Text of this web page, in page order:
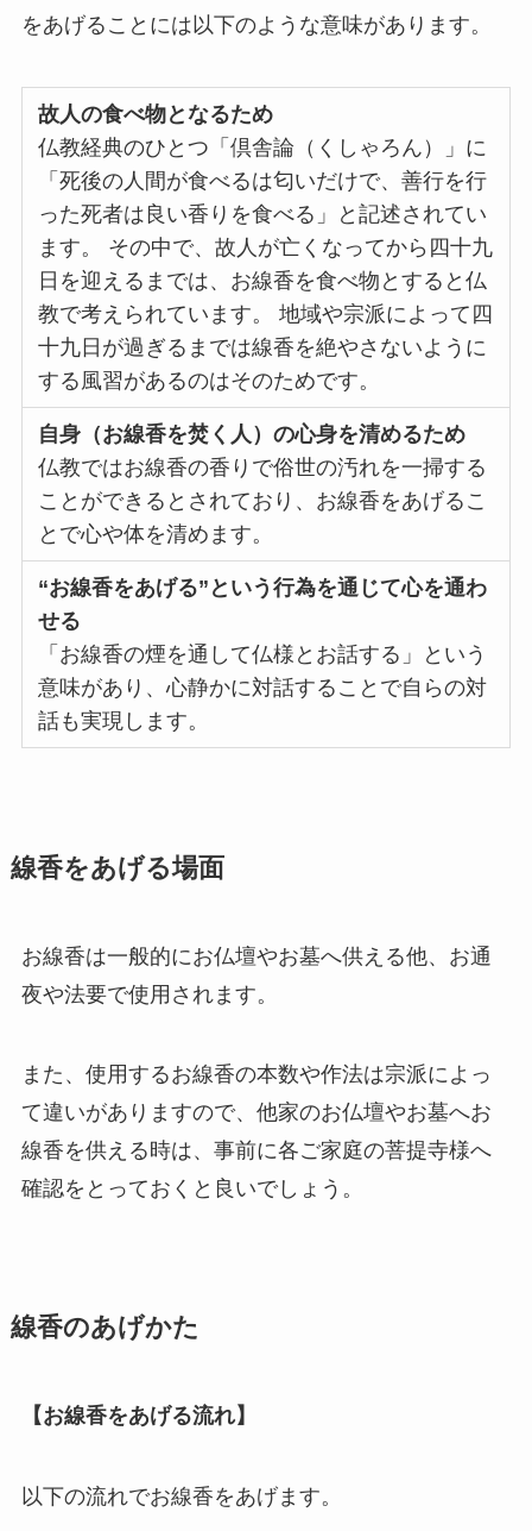
ソープフラワー
カード型メッセージ
越前和紙
西陣織物
和柄・和風
ぬいぐるみ
グレース･ベア
プレミアムギフト
カタログギフト
観葉植物
フラワー（生花）
胡蝶蘭セット
オルゴール
弔電を選ぶ
ベーシック
西陣織物
供花・献花
をあげることには以下のような意味があります。
故人の食べ物となるため
仏教経典のひとつ「倶舎論（くしゃろん）」に
「死後の人間が食べるは匂いだけで、善行を行
った死者は良い香りを食べる」と記述されてい
ます。
その中で、故人が亡くなってから四十九
日を迎えるまでは、お線香を食べ物とすると仏
教で考えられています。
地域や宗派によって四
十九日が過ぎるまでは線香を絶やさないように
する風習があるのはそのためです。
自身（お線香を焚く人）の心身を清めるため
仏教ではお線香の香りで俗世の汚れを一掃する
ことができるとされており、お線香をあげるこ
とで心や体を清めます。
“お線香をあげる”という行為を通じて心を通わ
せる
「お線香の煙を通して仏様とお話する」という
意味があり、心静かに対話することで自らの対
話も実現します。
線香をあげる場面
お線香は一般的にお仏壇やお墓へ供える他、お通
夜や法要で使用されます。
また、使用するお線香の本数や作法は宗派によっ
て違いがありますので、他家のお仏壇やお墓へお
線香を供える時は、事前に各ご家庭の菩提寺様へ
確認をとっておくと良いでしょう。
線香のあげかた
【お線香をあげる流れ】
以下の流れでお線香をあげます。